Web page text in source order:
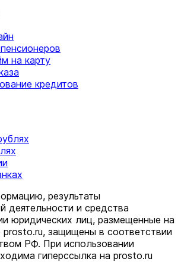
на карту
кредитов
результаты
деятельности и средства
юридических лиц, размещенные на
защищены в соответствии
РФ. При использовании
гиперссылка на prosto.ru